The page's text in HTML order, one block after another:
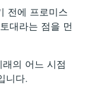
전에 프로미스
대라는 점을 먼
의 어느 시점
니다.